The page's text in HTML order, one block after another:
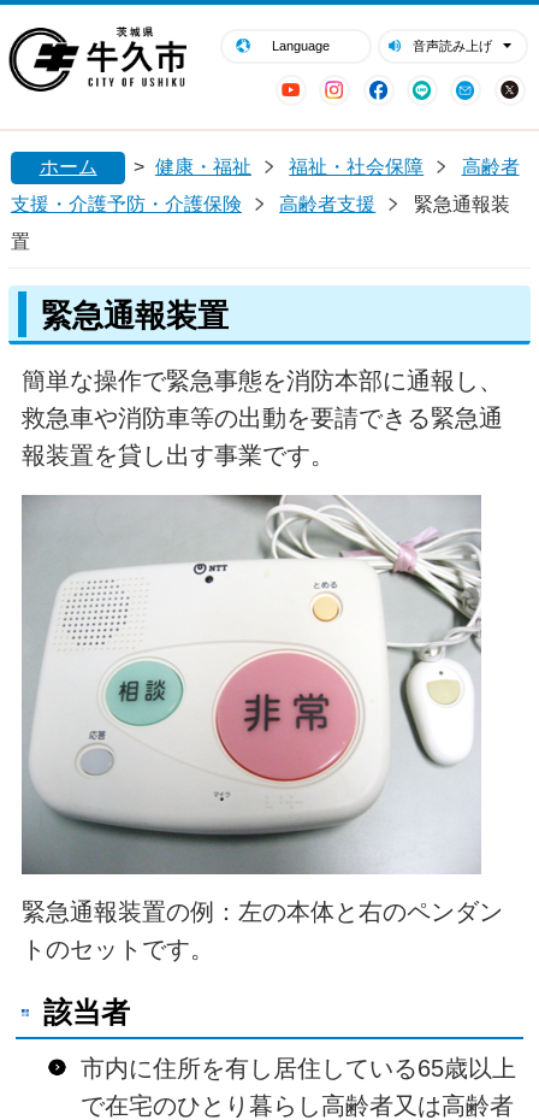
Language 音声読み上げ
YouTubeInstagram
Facebook
LINE Mail
閉じる
ホーム > 健康・福祉 福祉・社会保障
高齢者
支援・介護予防・介護保険
高齢者支援
緊急通報装
置
緊急通報装置
簡単な操作で緊急事態を消防本部に通報し、
救急車や消防車等の出動を要請できる緊急通
報装置を貸し出す事業です。
緊急通報装置の例：左の本体と右のペンダン
トのセットです。
該当者
市内に住所を有し居住している65歳以上
で在宅のひとり暮らし高齢者又は高齢者